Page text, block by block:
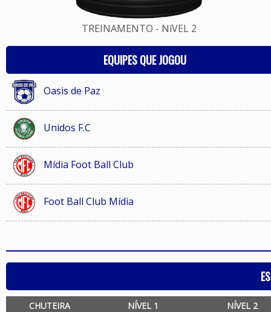
TREINAMENTO - NíVEL 2
EQUIPES QUE JOGOU
Oasis de Paz
Unidos F.C
Mídia Foot Ball Club
Foot Ball Club Mídia
CHUTEIRA NÍVEL 1 NÍVEL 2